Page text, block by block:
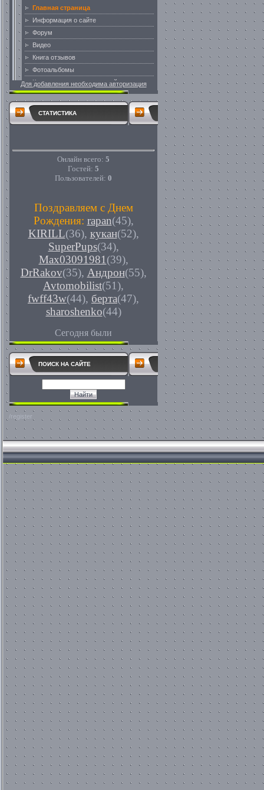
Для добавления необходима авторизация
СТАТИСТИКА
Онлайн всего: 5
Гостей: 5
Пользователей: 0
Поздравляем с Днем
Рождения: rapan(45),
KIRILL(36), кукан(52),
SuperPups(34),
Max03091981 (39),
DrRakov(35), Андрон(55),
Avtomobilist(51),
fwff43w(44), берта(47),
sharoshenko(44)
Сегодня были
ПОИСК НА САЙТЕ
/register